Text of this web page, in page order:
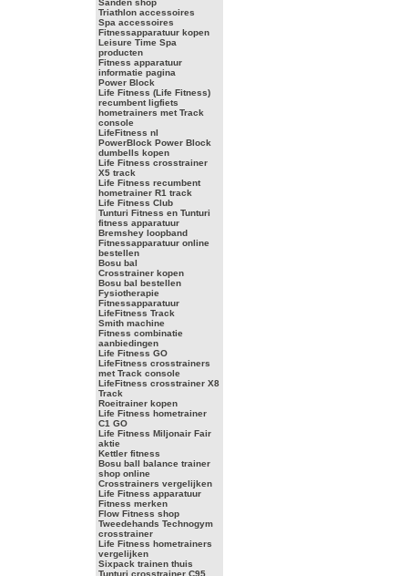
Sanden shop
Triathlon accessoires
Spa accessoires
Fitnessapparatuur kopen
Leisure Time Spa
producten
Fitness apparatuur
informatie pagina
Power Block
Life Fitness (Life Fitness)
recumbent ligfiets
hometrainers met Track
console
LifeFitness nl
PowerBlock Power Block
dumbells kopen
Life Fitness crosstrainer
X5 track
Life Fitness recumbent
hometrainer R1 track
Life Fitness Club
Tunturi Fitness en Tunturi
fitness apparatuur
Bremshey loopband
Fitnessapparatuur online
bestellen
Bosu bal
Crosstrainer kopen
Bosu bal bestellen
Fysiotherapie
Fitnessapparatuur
LifeFitness Track
Smith machine
Fitness combinatie
aanbiedingen
Life Fitness GO
LifeFitness crosstrainers
met Track console
LifeFitness crosstrainer X8
Track
Roeitrainer kopen
Life Fitness hometrainer
C1 GO
Life Fitness Miljonair Fair
aktie
Kettler fitness
Bosu ball balance trainer
shop online
Crosstrainers vergelijken
Life Fitness apparatuur
Fitness merken
Flow Fitness shop
Tweedehands Technogym
crosstrainer
Life Fitness hometrainers
vergelijken
Sixpack trainen thuis
Tunturi crosstrainer C95